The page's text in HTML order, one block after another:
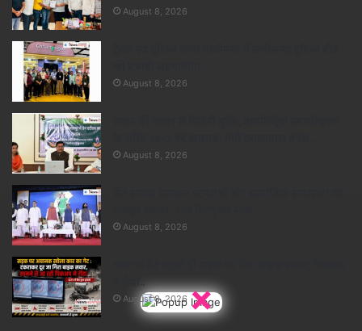
×
August 8, 2026
August 8, 2026
August 8, 2026
August 8, 2026
ने रौंदा..
August 8, 2026